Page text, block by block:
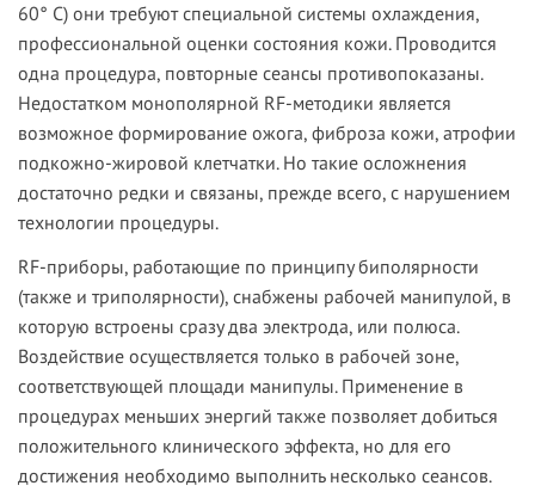
60° С) они требуют специальной системы охлаждения,
профессиональной оценки состояния кожи. Проводится
одна процедура, повторные сеансы противопоказаны.
Недостатком монополярной RF-методики является
возможное формирование ожога, фиброза кожи, атрофии
подкожно-жировой клетчатки. Но такие осложнения
достаточно редки и связаны, прежде всего, с нарушением
технологии процедуры.
RF-приборы, работающие по принципу биполярности
(также и триполярности), снабжены рабочей манипулой, в
которую встроены сразу два электрода, или полюса.
Воздействие осуществляется только в рабочей зоне,
соответствующей площади манипулы. Применение в
процедурах меньших энергий также позволяет добиться
положительного клинического эффекта, но для его
достижения необходимо выполнить несколько сеансов.